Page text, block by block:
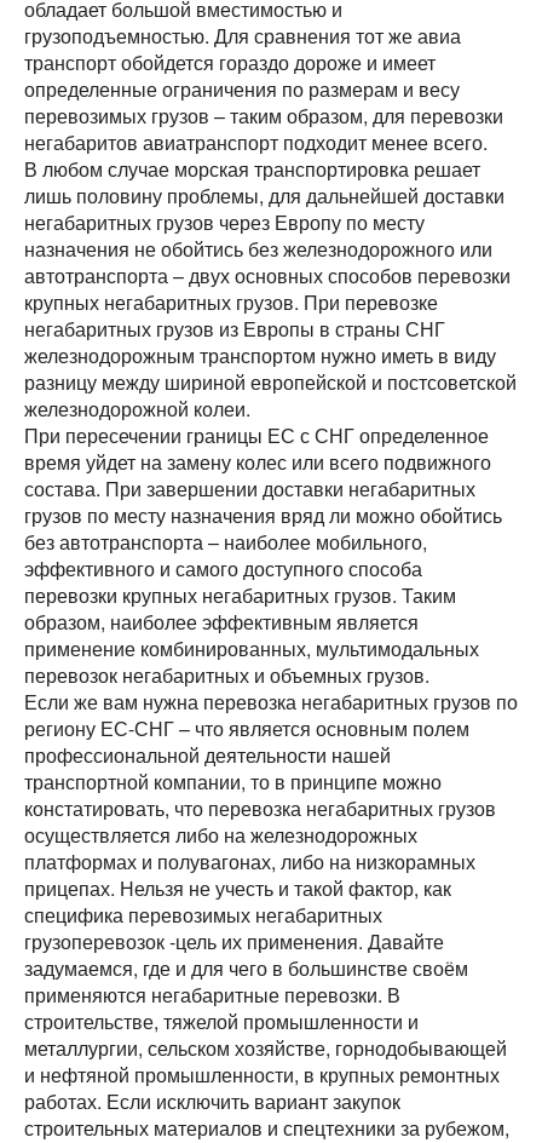
обладает большой вместимостью и
грузоподъемностью. Для сравнения тот же авиа
транспорт обойдется гораздо дороже и имеет
определенные ограничения по размерам и весу
перевозимых грузов – таким образом, для перевозки
негабаритов авиатранспорт подходит менее всего.
В любом случае морская транспортировка решает
лишь половину проблемы, для дальнейшей доставки
негабаритных грузов через Европу по месту
назначения не обойтись без железнодорожного или
автотранспорта – двух основных способов перевозки
крупных негабаритных грузов. При перевозке
негабаритных грузов из Европы в страны СНГ
железнодорожным транспортом нужно иметь в виду
разницу между шириной европейской и постсоветской
железнодорожной колеи.
При пересечении границы ЕС с СНГ определенное
время уйдет на замену колес или всего подвижного
состава. При завершении доставки негабаритных
грузов по месту назначения вряд ли можно обойтись
без автотранспорта – наиболее мобильного,
эффективного и самого доступного способа
перевозки крупных негабаритных грузов. Таким
образом, наиболее эффективным является
применение комбинированных, мультимодальных
перевозок негабаритных и объемных грузов.
Если же вам нужна перевозка негабаритных грузов по
региону ЕС-СНГ – что является основным полем
профессиональной деятельности нашей
транспортной компании, то в принципе можно
констатировать, что перевозка негабаритных грузов
осуществляется либо на железнодорожных
платформах и полувагонах, либо на низкорамных
прицепах. Нельзя не учесть и такой фактор, как
специфика перевозимых негабаритных
грузоперевозок -цель их применения. Давайте
задумаемся, где и для чего в большинстве своём
применяются негабаритные перевозки. В
строительстве, тяжелой промышленности и
металлургии, сельском хозяйстве, горнодобывающей
и нефтяной промышленности, в крупных ремонтных
работах. Если исключить вариант закупок
строительных материалов и спецтехники за рубежом,
Узнать стоимость перевозки
Разместить транспорт для поиска груза